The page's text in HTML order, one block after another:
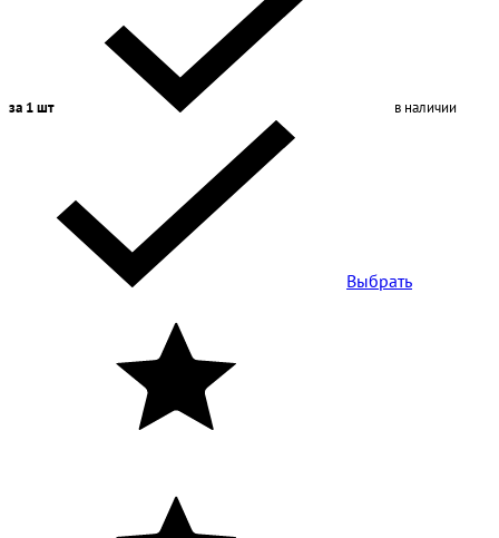
за 1 шт в наличии
Выбрать